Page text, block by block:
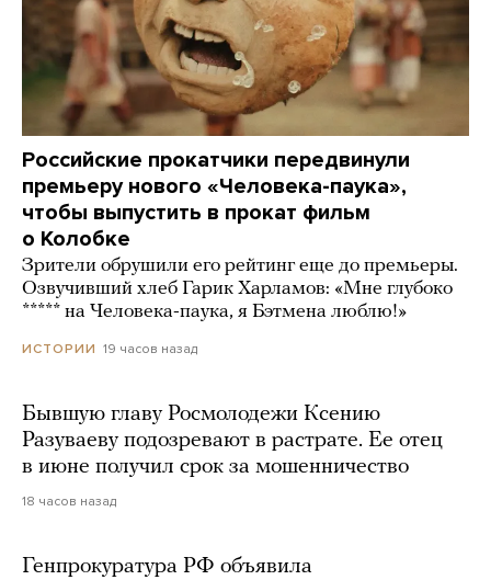
Российские прокатчики передвинули
премьеру нового «Человека-паука»,
чтобы выпустить в прокат фильм
о Колобке
Зрители обрушили его рейтинг еще до премьеры.
Озвучивший хлеб Гарик Харламов: «Мне глубоко
***** на Человека-паука, я Бэтмена люблю!»
ИСТОРИИ 19 часов назад
Бывшую главу Росмолодежи Ксению
Разуваеву подозревают в растрате. Ее отец
в июне получил срок за мошенничество
18 часов назад
Генпрокуратура РФ объявила